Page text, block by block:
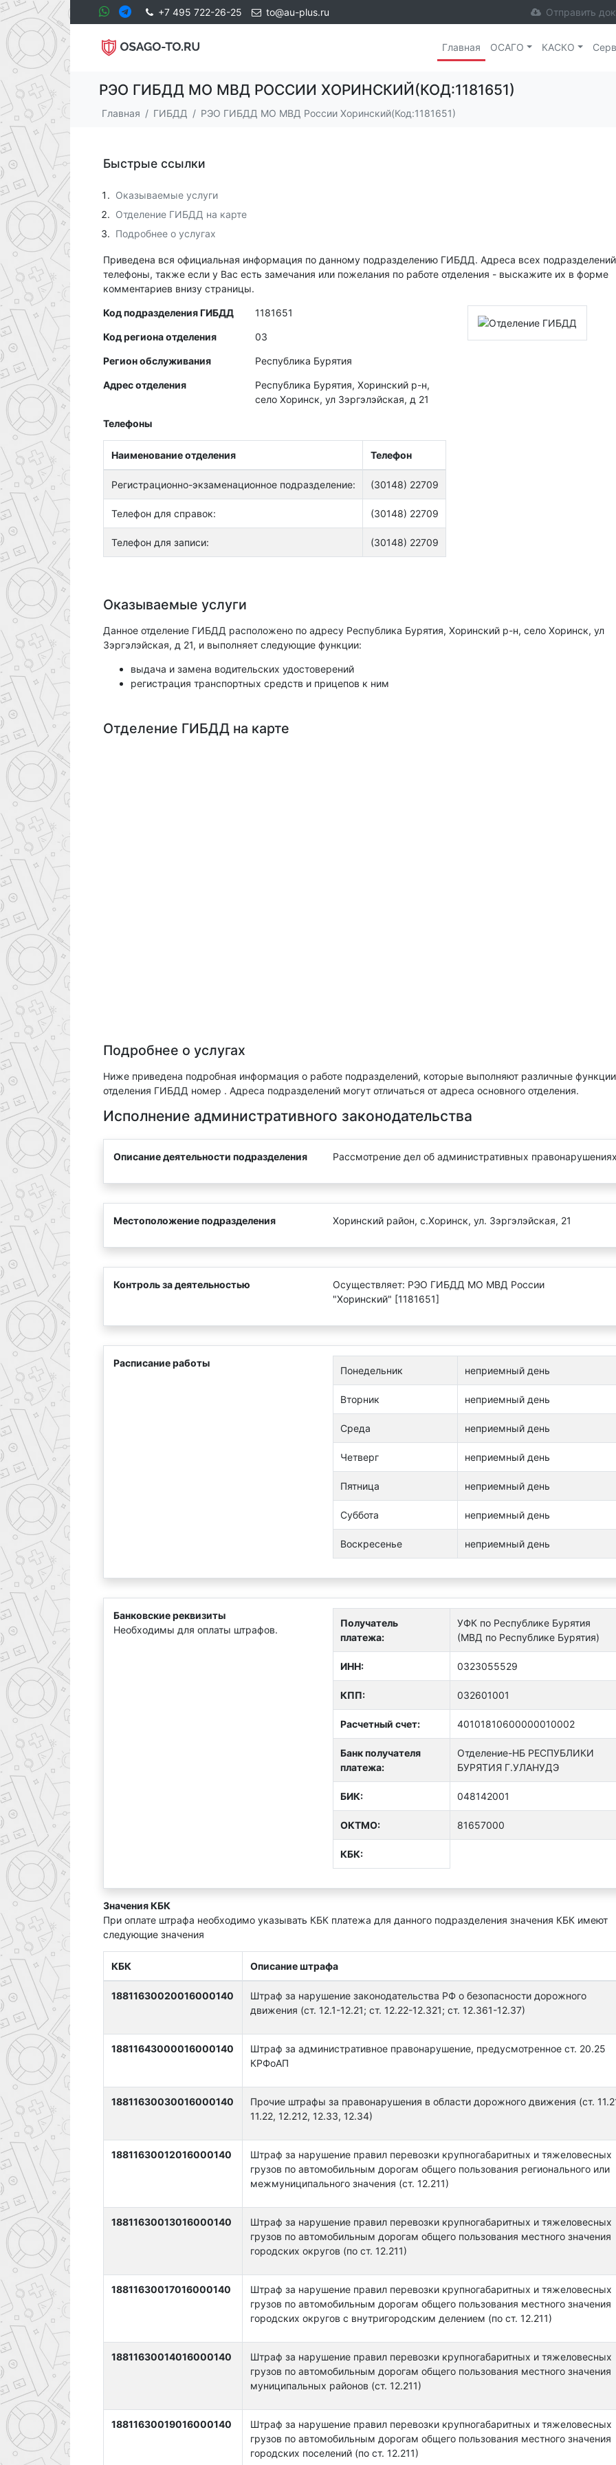
+7 495 722-26-25 to@au-plus.ru Отправить
Главная ОСАГО КАСКО
РЭО ГИБДД МО МВД РОССИИ ХОРИНСКИЙ(КОД:1181651)
Главная ГИБДД РЭО ГИБДД МО МВД России Хоринский(Код:1181651)
Быстрые ссылки
Оказываемые услуги
Отделение ГИБДД на карте
Подробнее о услугах
Приведена вся официальная информация по данному подразделению ГИБДД. Адреса всех подразделений
телефоны, также если у Вас есть замечания или пожелания по работе отделения - выскажите их в форме
комментариев внизу страницы.
Код подразделения ГИБДД 1181651
Код региона отделения 03
Регион обслуживания Республика Бурятия
Адрес отделения
Республика Бурятия, Хоринский р-н,
село Хоринск, ул Зэргэлэйская, д 21
Телефоны
Наименование отделения Телефон
Регистрационно-экзаменационное подразделение: (30148) 22709
Телефон для справок: (30148) 22709
Телефон для записи: (30148) 22709
Оказываемые услуги
Данное отделение ГИБДД расположено по адресу Республика Бурятия, Хоринский р-н, село Хоринск, ул
Зэргэлэйская, д 21, и выполняет следующие функции:
выдача и замена водительских удостоверений
регистрация транспортных средств и прицепов к ним
Отделение ГИБДД на карте
Подробнее о услугах
Ниже приведена подробная информация о работе подразделений, которые выполняют различные функции
отделения ГИБДД номер . Адреса подразделений могут отличаться от адреса основного отделения.
Исполнение административного законодательства
Описание деятельности подразделения Рассмотрение дел об административных
Местоположение подразделения Хоринский район, с.Хоринск, ул. Зэргэлэйская, 21
Контроль за деятельностью
Осуществляет: РЭО ГИБДД МО МВД России
"Хоринский" [1181651]
Расписание работы
Понедельник неприемный день
Вторник неприемный день
Среда неприемный день
Четверг неприемный день
Пятница неприемный день
Суббота неприемный день
Воскресенье неприемный день
Банковские реквизиты
Необходимы для оплаты штрафов.
Получатель
платежа:
УФК по Республике Бурятия
(МВД по Республике Бурятия)
ИНН: 0323055529
КПП: 032601001
Расчетный счет: 40101810600000010002
Банк получателя
платежа:
Отделение-НБ РЕСПУБЛИКИ
БУРЯТИЯ Г.УЛАНУДЭ
БИК: 048142001
ОКТMО: 81657000
КБК:
Значения КБК
При оплате штрафа необходимо указывать КБК платежа для данного подразделения значения КБК имеют
следующие значения
КБК Описание штрафа
18811630020016000140
Штраф за нарушение законодательства РФ о безопасности дорожного
движения (ст. 12.1-12.21; ст. 12.22-12.321; ст. 12.361-12.37)
18811643000016000140
Штраф за административное правонарушение, предусмотренное ст. 20.25
КРФоАП
18811630030016000140
Прочие штрафы за правонарушения в области дорожного движения (ст.
11.22, 12.212, 12.33, 12.34)
18811630012016000140
Штраф за нарушение правил перевозки крупногабаритных и тяжеловесных
грузов по автомобильным дорогам общего пользования регионального или
межмуниципального значения (ст. 12.211)
18811630013016000140
Штраф за нарушение правил перевозки крупногабаритных и тяжеловесных
грузов по автомобильным дорогам общего пользования местного значения
городских округов (по ст. 12.211)
18811630017016000140
Штраф за нарушение правил перевозки крупногабаритных и тяжеловесных
грузов по автомобильным дорогам общего пользования местного значения
городских округов с внутригородским делением (по ст. 12.211)
18811630014016000140
Штраф за нарушение правил перевозки крупногабаритных и тяжеловесных
грузов по автомобильным дорогам общего пользования местного значения
муниципальных районов (ст. 12.211)
18811630019016000140
Штраф за нарушение правил перевозки крупногабаритных и тяжеловесных
грузов по автомобильным дорогам общего пользования местного значения
городских поселений (по ст. 12.211)